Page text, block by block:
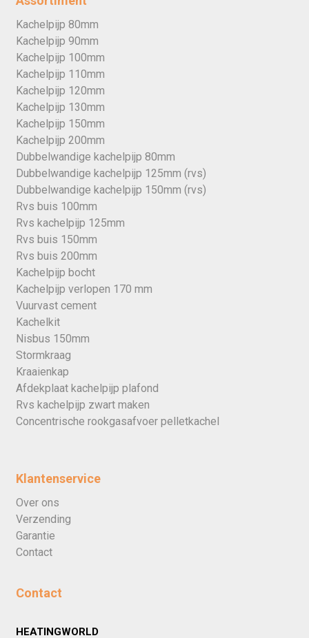
Kachelpijp 80mm
Kachelpijp 90mm
Kachelpijp 100mm
Kachelpijp 110mm
Kachelpijp 120mm
Kachelpijp 130mm
Kachelpijp 150mm
Kachelpijp 200mm
Dubbelwandige kachelpijp 80mm
Dubbelwandige kachelpijp 125mm (rvs)
Dubbelwandige kachelpijp 150mm (rvs)
Rvs buis 100mm
Rvs kachelpijp 125mm
Rvs buis 150mm
Rvs buis 200mm
Kachelpijp bocht
Kachelpijp verlopen 170 mm
Vuurvast cement
Kachelkit
Nisbus 150mm
Stormkraag
Kraaienkap
Afdekplaat kachelpijp plafond
Rvs kachelpijp zwart maken
Concentrische rookgasafvoer pelletkachel
Klantenservice
Over ons
Verzending
Garantie
Contact
Contact
HEATINGWORLD